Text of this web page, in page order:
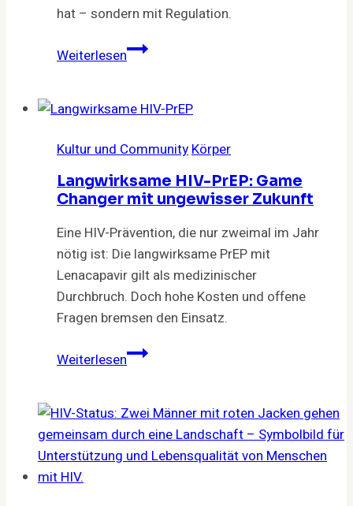
hat – sondern mit Regulation.
WeiterlesenMänner,
die
nach
Stress
Kultur und Community Körper
Langwirksame HIV-PrEP: Game
Changer mit ungewisser Zukunft
Eine HIV-Prävention, die nur zweimal im Jahr
nötig ist: Die langwirksame PrEP mit
Lenacapavir gilt als medizinischer
Durchbruch. Doch hohe Kosten und offene
Fragen bremsen den Einsatz.
WeiterlesenLangwirksame
Game
Changer
mit